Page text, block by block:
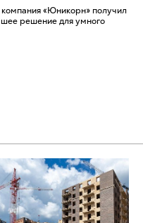
«Юникорн» получил
решение для умного